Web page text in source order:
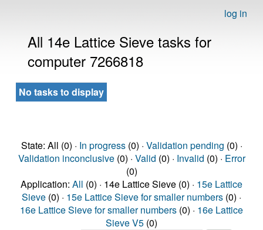
log in
All 14e Lattice Sieve tasks for
computer 7266818
No tasks to display
State: All (0) · In progress(0) · Validation pending (0) ·
Validation inconclusive(0) · Valid (0) · Invalid (0) · Error
(0)
Application: All (0) · 14e Lattice Sieve (0) · 15e Lattice
Sieve (0) · 15e Lattice Sieve for smaller numbers (0) ·
16e Lattice Sieve for smaller numbers (0) · 16e Lattice
Sieve V5 (0)